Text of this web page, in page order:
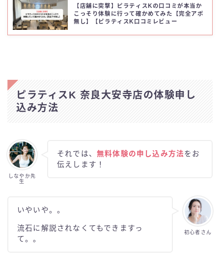
【店舗に突撃】ピラティスKの口コミが本当か
こっそり体験に行って確かめてみた【完全アポ
無し】【ピラティスK口コミレビュー
ピラティスK 奈良大安寺店の体験申し
込み方法
しなやか先
生
それでは、 無料体験の申し込み方法をお
伝えします！
初心者さん
いやいや。。
流石に解説されなくてもできますっ
て。。